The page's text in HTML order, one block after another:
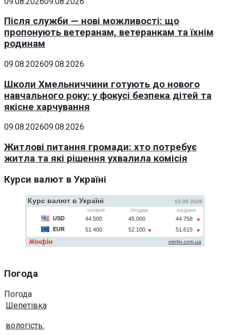
Після служби — нові можливості: що
пропонують ветеранам, ветеранкам та їхнім
родинам
09.08.202609.08.2026
Школи Хмельниччини готують до нового
навчального року: у фокусі безпека дітей та
якісне харчування
09.08.202609.08.2026
Житлові питання громади: хто потребує
житла та які рішення ухвалила комісія
Курси валют в Україні
Погода
Погода
Шепетівка
вологість: